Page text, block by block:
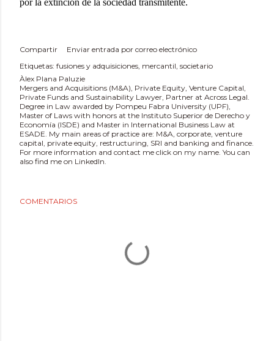
por la extinción de la sociedad transmitente.
Compartir
Enviar entrada por correo electrónico
Etiquetas: fusiones y adquisiciones mercantil societario
Àlex Plana Paluzie
Mergers and Acquisitions (M&A), Private Equity, Venture Capital,
Private Funds and Sustainability Lawyer, Partner at Across Legal.
Degree in Law awarded by Pompeu Fabra University (UPF),
Master of Laws with honors at the Instituto Superior de Derecho y
Economía (ISDE) and Master in International Business Law at
ESADE. My main areas of practice are: M&A, corporate, venture
capital, private equity, restructuring, SRI and banking and finance.
For more information and contact me click on my name. You can
also find me on LinkedIn.
COMENTARIOS